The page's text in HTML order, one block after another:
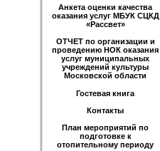
Анкета оценки качества
оказания услуг МБУК СЦКД
«Рассвет»
ОТЧЕТ по организации и
проведению НОК оказания
услуг муниципальных
учреждений культуры
Московской области
Гостевая книга
Контакты
План мероприятий по
подготовке к
отопительному периоду